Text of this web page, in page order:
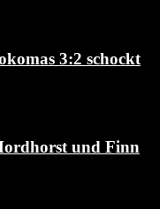
3:2 schockt
und Finn